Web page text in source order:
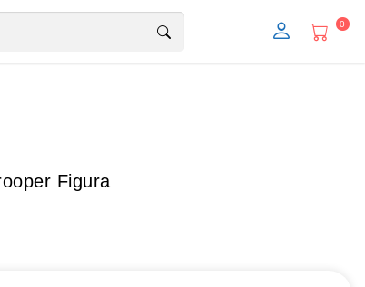
0
Figura